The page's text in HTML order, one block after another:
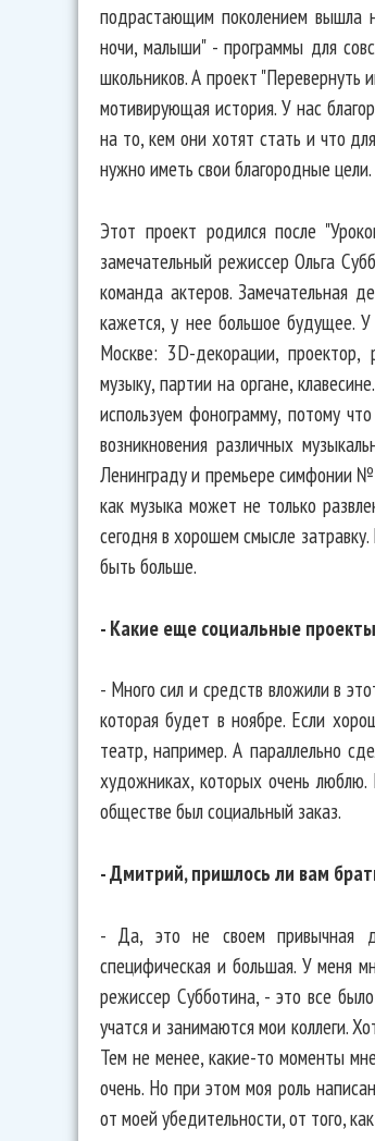
подрастающим поколением вышла
ночи, малыши" - программы для
школьников. А проект "Перевернуть
мотивирующая история. У нас
на то, кем они хотят стать и что
нужно иметь свои благородные цели.
Этот проект родился после
замечательный режиссер Ольга
команда актеров. Замечательная
кажется, у нее большое будущее.
Москве: 3D-декорации, проектор,
музыку, партии на органе,
используем фонограмму, потому
возникновения различных
Ленинграду и премьере симфонии
как музыка может не только
сегодня в хорошем смысле
быть больше.
- Какие еще социальные
- Много сил и средств вложили в
которая будет в ноябре. Если
театр, например. А параллельно
художниках, которых очень
обществе был социальный заказ.
- Дмитрий, пришлось ли вам
- Да, это не своем привычная
специфическая и большая. У меня
режиссер Субботина, - это все
учатся и занимаются мои коллеги.
Тем не менее, какие-то моменты
очень. Но при этом моя роль
от моей убедительности, от того,